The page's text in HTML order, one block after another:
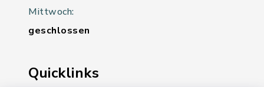
Mittwoch:
geschlossen
Quicklinks